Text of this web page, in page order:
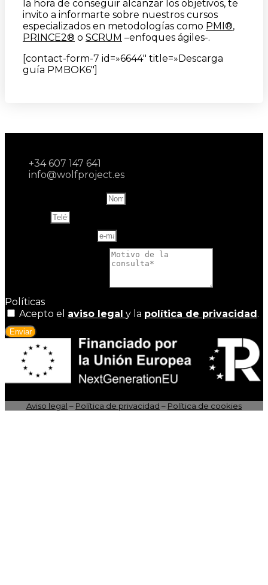
la hora de conseguir alcanzar los objetivos, te
invito a informarte sobre nuestros cursos
especializados en metodologías como PMI®,
PRINCE2® o SCRUM –enfoques ágiles-.
[contact-form-7 id=»6644″ title=»Descarga
guía PMBOK6″]
+34 607 147 641
info@wolfproject.es
Políticas
Acepto el aviso legal y la política de privacidad.
Enviar
Aviso legal – Política de privacidad – Política de cookies